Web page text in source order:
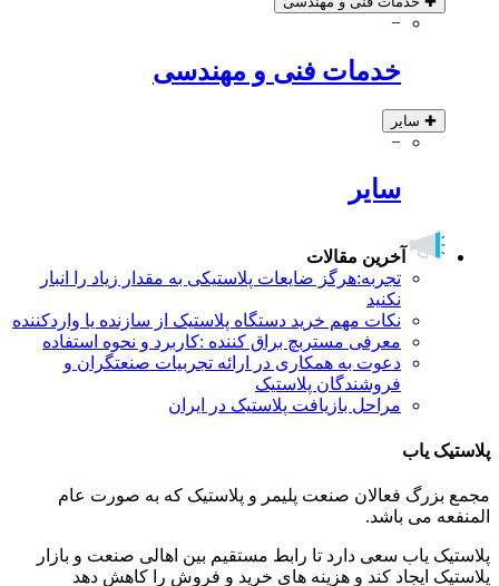
−
خدمات فنی و مهندسی
✚ سایر
−
سایر
آخرین مقالات
تجربه:هرگز ضایعات پلاستیکی به مقدار زیاد را انبار
نکنید
نکات مهم خرید دستگاه پلاستیک از سازنده یا واردکننده
معرفی مستربچ براق کننده :کاربرد و نحوه استفاده
دعوت به همکاری در ارائه تجربیات صنعتگران و
فروشندگان پلاستیک
مراحل بازیافت پلاستیک در ایران
پلاستیک یاب
مجمع بزرگ فعالان صنعت پلیمر و پلاستیک که به صورت عام
المنفعه می باشد.
پلاستیک یاب سعی دارد تا رابط مستقیم بین اهالی صنعت و بازار
پلاستیک ایجاد کند و هزینه های خرید و فروش را کاهش دهد